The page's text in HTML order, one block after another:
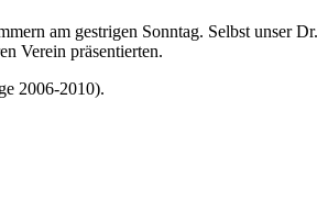
am gestrigen Sonntag. Selbst unser
Verein präsentierten.
2006-2010).